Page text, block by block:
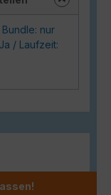
Bundle: nur
/ Laufzeit: